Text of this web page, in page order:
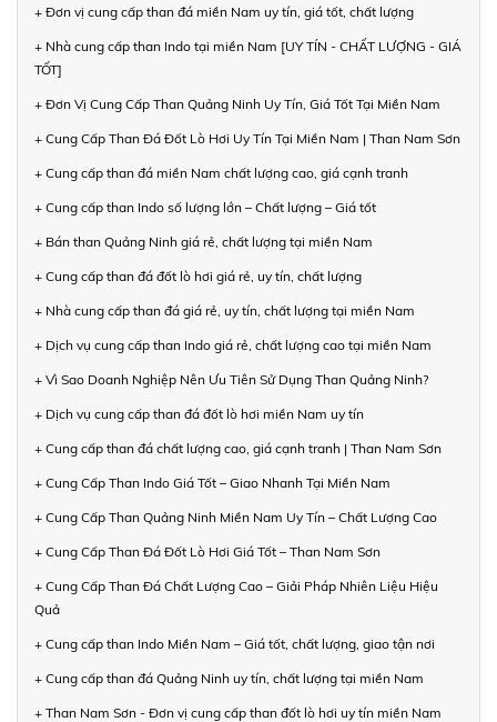
+ Đơn vị cung cấp than đá miền Nam uy tín, giá tốt, chất lượng
+ Nhà cung cấp than Indo tại miền Nam [UY TÍN - CHẤT LƯỢNG - GIÁ
TỐT]
+ Đơn Vị Cung Cấp Than Quảng Ninh Uy Tín, Giá Tốt Tại Miền Nam
+ Cung Cấp Than Đá Đốt Lò Hơi Uy Tín Tại Miền Nam | Than Nam Sơn
+ Cung cấp than đá miền Nam chất lượng cao, giá cạnh tranh
+ Cung cấp than Indo số lượng lớn – Chất lượng – Giá tốt
+ Bán than Quảng Ninh giá rẻ, chất lượng tại miền Nam
+ Cung cấp than đá đốt lò hơi giá rẻ, uy tín, chất lượng
+ Nhà cung cấp than đá giá rẻ, uy tín, chất lượng tại miền Nam
+ Dịch vụ cung cấp than Indo giá rẻ, chất lượng cao tại miền Nam
+ Vì Sao Doanh Nghiệp Nên Ưu Tiên Sử Dụng Than Quảng Ninh?
+ Dịch vụ cung cấp than đá đốt lò hơi miền Nam uy tín
+ Cung cấp than đá chất lượng cao, giá cạnh tranh | Than Nam Sơn
+ Cung Cấp Than Indo Giá Tốt – Giao Nhanh Tại Miền Nam
+ Cung Cấp Than Quảng Ninh Miền Nam Uy Tín – Chất Lượng Cao
+ Cung Cấp Than Đá Đốt Lò Hơi Giá Tốt – Than Nam Sơn
+ Cung Cấp Than Đá Chất Lượng Cao – Giải Pháp Nhiên Liệu Hiệu
Quả
+ Cung cấp than Indo Miền Nam – Giá tốt, chất lượng, giao tận nơi
+ Cung cấp than đá Quảng Ninh uy tín, chất lượng tại miền Nam
+ Than Nam Sơn - Đơn vị cung cấp than đốt lò hơi uy tín miền Nam